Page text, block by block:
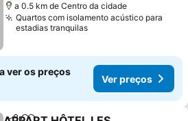
a 0.5 km de Centro da cidade
Quartos com isolamento acústico para
estadias tranquilas
ver os preços
Ver preços